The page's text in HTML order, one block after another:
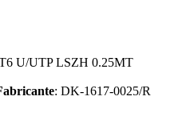
U/UTP LSZH 0.25MT
: DK-1617-0025/R